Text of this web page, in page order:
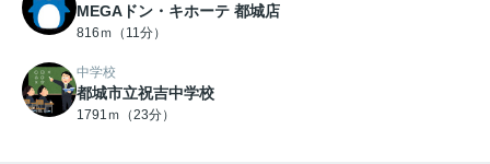
MEGAドン・キホーテ 都城店
816ｍ（11分）
中学校
都城市立祝吉中学校
1791ｍ（23分）